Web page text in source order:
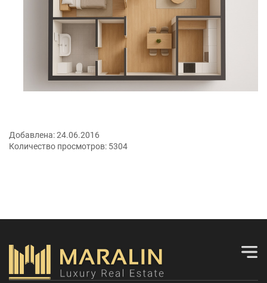
Добавлена:24.06.2016
Количество просмотров: 5304